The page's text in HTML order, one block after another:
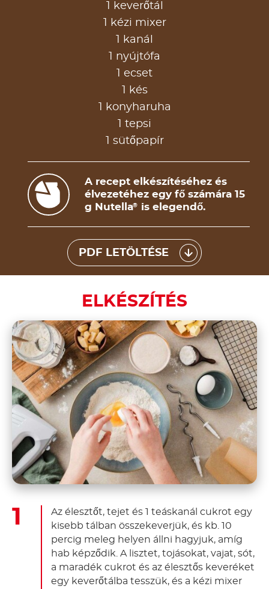
1 keverőtál
1 kézi mixer
1 kanál
1 nyújtófa
1 ecset
1 kés
1 konyharuha
1 tepsi
1 sütőpapír
A recept elkészítéséhez és
élvezetéhez egy fő számára 15
g Nutella® is elegendő.
PDF LETÖLTÉSE
ELKÉSZÍTÉS
Az élesztőt, tejet és 1 teáskanál cukrot egy
kisebb tálban összekeverjük, és kb. 10
percig meleg helyen állni hagyjuk, amíg
hab képződik. A lisztet, tojásokat, vajat, sót,
a maradék cukrot és az élesztős keveréket
egy keverőtálba tesszük, és a kézi mixer